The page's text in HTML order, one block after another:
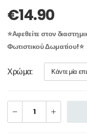
€14.90
⭐Αφεθείτε στον
Φωτιστικού Δωματίου!⭐
Χρώμα